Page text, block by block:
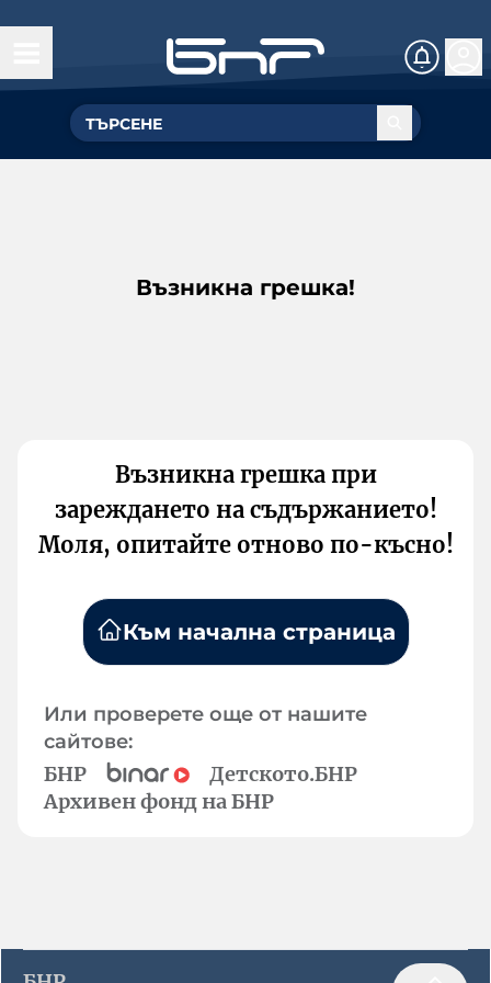
Възникна грешка!
Възникна грешка при
зареждането на съдържанието!
Моля, опитайте отново по-късно!
Към начална страница
Или проверете още от нашите
сайтове:
БНР
Детското.БНР
Архивен фонд на БНР